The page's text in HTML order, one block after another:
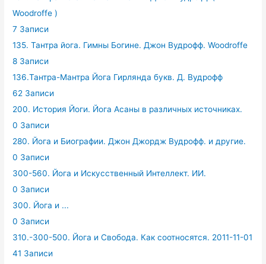
Woodroffe )
7 Записи
135. Тантра йога. Гимны Богине. Джон Вудрофф. Woodroffe
8 Записи
136.Тантра-Мантра Йога Гирлянда букв. Д. Вудрофф
62 Записи
200. История Йоги. Йога Асаны в различных источниках.
0 Записи
280. Йога и Биографии. Джон Джордж Вудрофф. и другие.
0 Записи
300-560. Йога и Искусственный Интеллект. ИИ.
0 Записи
300. Йога и ...
0 Записи
310.-300-500. Йога и Свобода. Как соотносятся. 2011-11-01
41 Записи